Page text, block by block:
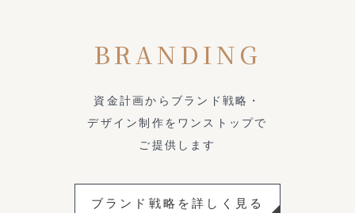
BRANDING
資金計画からブランド戦略・
デザイン制作をワンストップで
ご提供します
ブランド戦略を詳しく見る